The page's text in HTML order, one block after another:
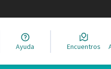
el idioma
Ayuda Encuentros